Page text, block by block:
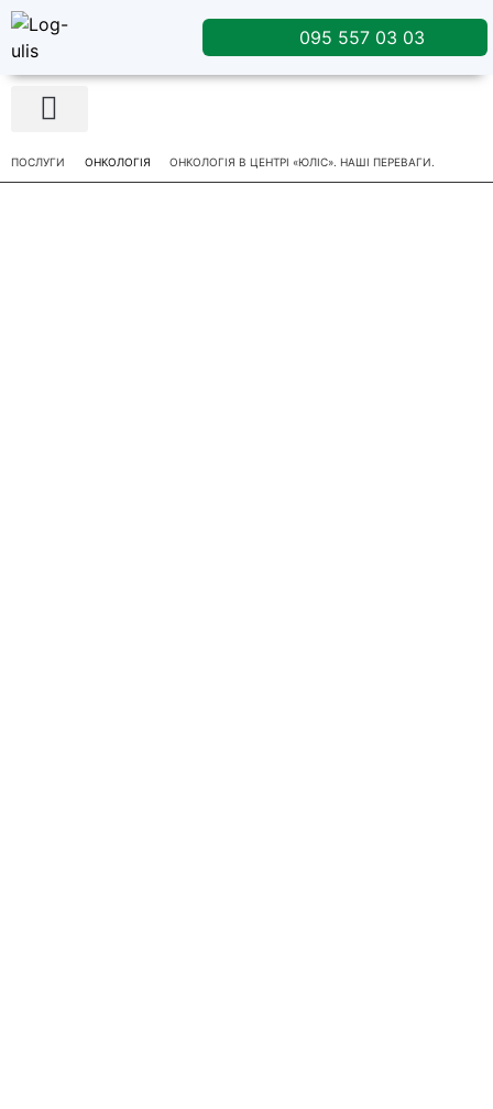
095 557 03 03
ПОСЛУГИ ОНКОЛОГІЯ ОНКОЛОГІЯ В ЦЕНТРІ «ЮЛІС». НАШІ ПЕРЕВАГИ.